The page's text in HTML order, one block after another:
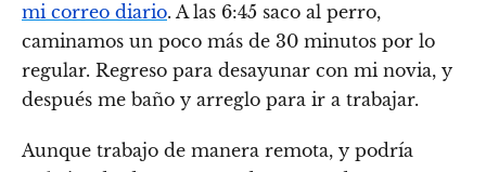
mi correo diario. A las 6:45 saco al perro,
caminamos un poco más de 30 minutos por lo
regular. Regreso para desayunar con mi novia, y
después me baño y arreglo para ir a trabajar.
Aunque trabajo de manera remota, y podría